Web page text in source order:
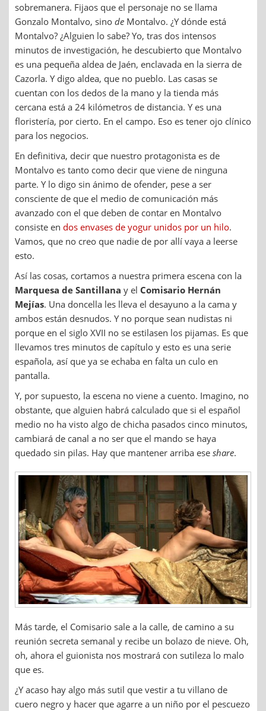
sobremanera. Fijaos que el personaje no se llama
Gonzalo Montalvo, sino de Montalvo. ¿Y dónde está
Montalvo? ¿Alguien lo sabe? Yo, tras dos intensos
minutos de investigación, he descubierto que Montalvo
es una pequeña aldea de Jaén, enclavada en la sierra de
Cazorla. Y digo aldea, que no pueblo. Las casas se
cuentan con los dedos de la mano y la tienda más
cercana está a 24 kilómetros de distancia. Y es una
floristería, por cierto. En el campo. Eso es tener ojo clínico
para los negocios.
En definitiva, decir que nuestro protagonista es de
Montalvo es tanto como decir que viene de ninguna
parte. Y lo digo sin ánimo de ofender, pese a ser
consciente de que el medio de comunicación más
avanzado con el que deben de contar en Montalvo
consiste en dos envases de yogur unidos por un hilo.
Vamos, que no creo que nadie de por allí vaya a leerse
esto.
Así las cosas, cortamos a nuestra primera escena con la
Marquesa de Santillana y el Comisario Hernán
Mejías. Una doncella les lleva el desayuno a la cama y
ambos están desnudos. Y no porque sean nudistas ni
porque en el siglo XVII no se estilasen los pijamas. Es que
llevamos tres minutos de capítulo y esto es una serie
española, así que ya se echaba en falta un culo en
pantalla.
Y, por supuesto, la escena no viene a cuento. Imagino, no
obstante, que alguien habrá calculado que si el español
medio no ha visto algo de chicha pasados cinco minutos,
cambiará de canal a no ser que el mando se haya
quedado sin pilas. Hay que mantener arriba ese share.
Más tarde, el Comisario sale a la calle, de camino a su
reunión secreta semanal y recibe un bolazo de nieve. Oh,
oh, ahora el guionista nos mostrará con sutileza lo malo
que es.
¿Y acaso hay algo más sutil que vestir a tu villano de
cuero negro y hacer que agarre a un niño por el pescuezo